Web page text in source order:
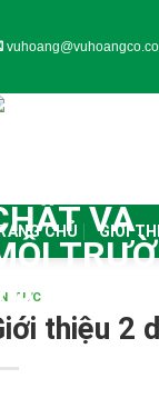
CHỦ GIỚI
TỨC
thiệu 2